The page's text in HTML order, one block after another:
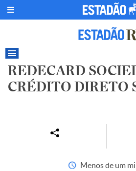
REDECARD
CRÉDITO DIRETO
Menos de um